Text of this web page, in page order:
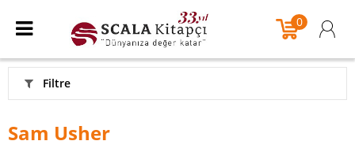
0
Filtre
Sam Usher